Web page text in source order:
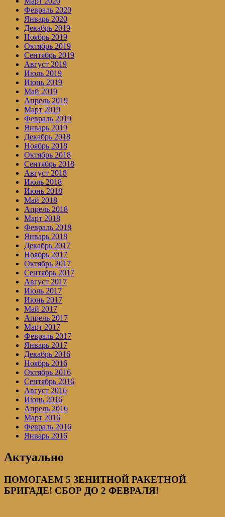
Февраль 2020
Январь 2020
Декабрь 2019
Ноябрь 2019
Октябрь 2019
Сентябрь 2019
Август 2019
Июль 2019
Июнь 2019
Май 2019
Апрель 2019
Март 2019
Февраль 2019
Январь 2019
Декабрь 2018
Ноябрь 2018
Октябрь 2018
Сентябрь 2018
Август 2018
Июль 2018
Июнь 2018
Май 2018
Апрель 2018
Март 2018
Февраль 2018
Январь 2018
Декабрь 2017
Ноябрь 2017
Октябрь 2017
Сентябрь 2017
Август 2017
Июль 2017
Июнь 2017
Май 2017
Апрель 2017
Март 2017
Февраль 2017
Январь 2017
Декабрь 2016
Ноябрь 2016
Октябрь 2016
Сентябрь 2016
Август 2016
Июнь 2016
Апрель 2016
Март 2016
Февраль 2016
Январь 2016
Актуально
ПОМОГАЕМ 5 ЗЕНИТНОЙ РАКЕТНОЙ
БРИГАДЕ! СБОР ДО 2 ФЕВРАЛЯ!